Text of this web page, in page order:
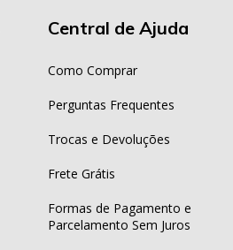
Central de Ajuda
Como Comprar
Perguntas Frequentes
Trocas e Devoluções
Frete Grátis
Formas de Pagamento e
Parcelamento Sem Juros